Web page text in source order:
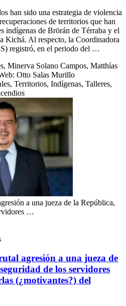
han sido una estrategia de violencia
de territorios que han
indígenas de Brörán de Térraba y el
Kichá. Al respecto, la Coordinadora
registró, en el periodo del …
Minerva Solano Campos, Matthías
Otto Salas Murillo
Territorios, Indígenas, Talleres,
a una jueza de la República,
…
agresión a una jueza de
de los servidores
(¿motivantes?) del